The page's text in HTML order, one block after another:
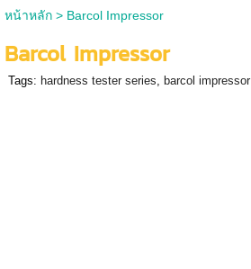
หน้าหลัก> Barcol Impressor
Barcol Impressor
Tags: hardness tester series, barcol impressor